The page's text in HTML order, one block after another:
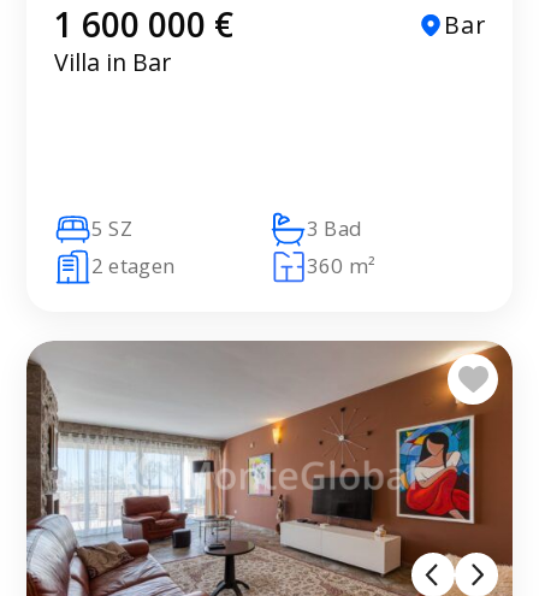
1 600 000 €
Bar
Villa in Bar
5 SZ
3 Bad
2 etagen
360 m²